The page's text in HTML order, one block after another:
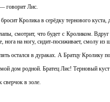
говорит Лис.
Кролика в серёдку тернового куста,
смотрит, что будет с Кроликом.
на ногу, сидит-посиживает, смолу из
остался в дураках. А Братцу Кролику
дом родной. Братец Лис! Терновый
сверчок в золе.